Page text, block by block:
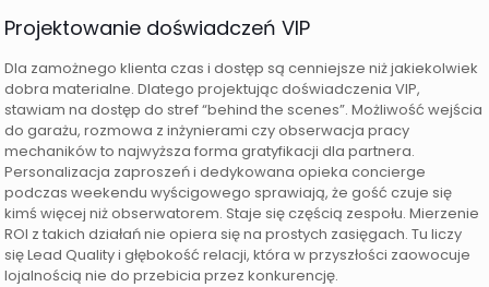
Projektowanie doświadczeń VIP
Dla zamożnego klienta czas i dostęp są cenniejsze niż jakiekolwiek
dobra materialne. Dlatego projektując doświadczenia VIP,
stawiam na dostęp do stref “behind the scenes”. Możliwość wejścia
do garażu, rozmowa z inżynierami czy obserwacja pracy
mechaników to najwyższa forma gratyfikacji dla partnera.
Personalizacja zaproszeń i dedykowana opieka concierge
podczas weekendu wyścigowego sprawiają, że gość czuje się
kimś więcej niż obserwatorem. Staje się częścią zespołu. Mierzenie
ROI z takich działań nie opiera się na prostych zasięgach. Tu liczy
się Lead Quality i głębokość relacji, która w przyszłości zaowocuje
lojalnością nie do przebicia przez konkurencję.